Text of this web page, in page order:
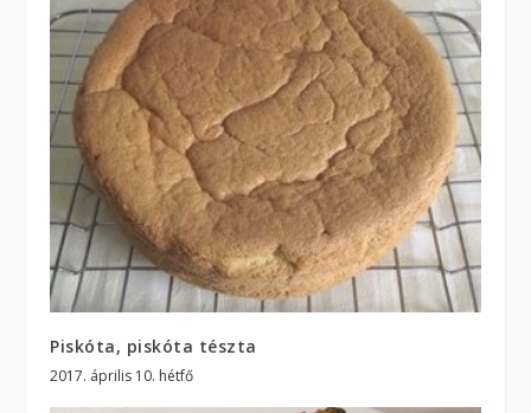
Piskóta, piskóta tészta
2017. április 10. hétfő